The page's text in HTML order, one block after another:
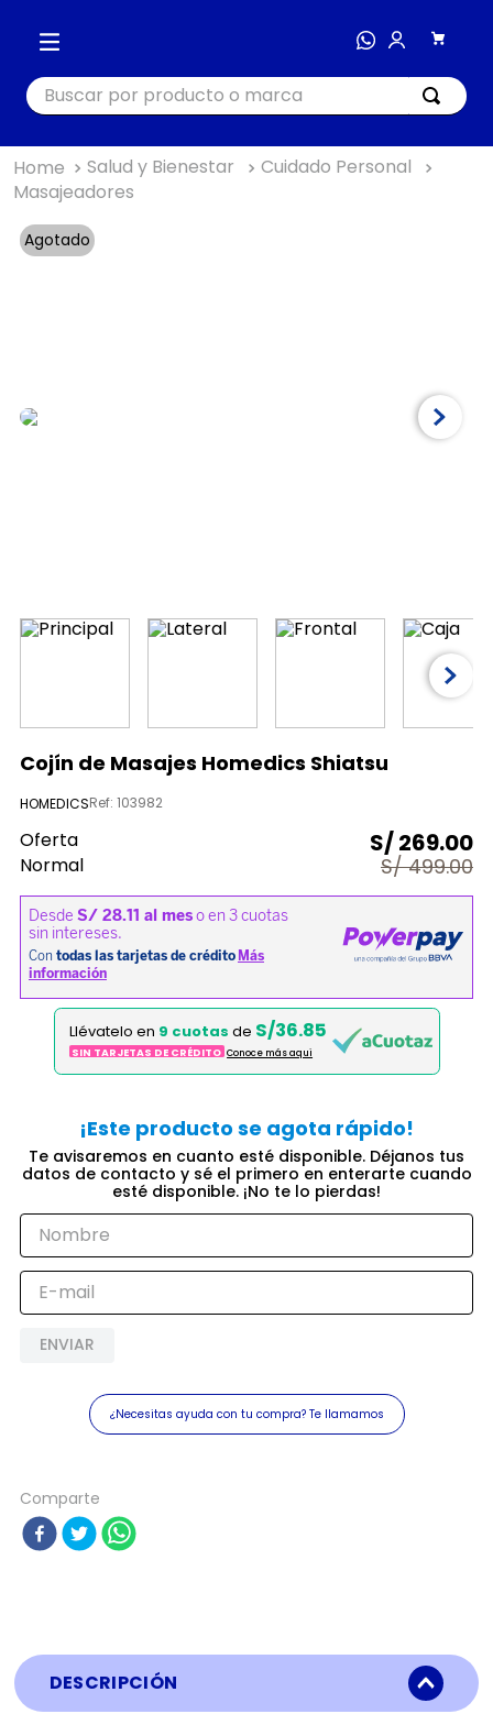
Buscar por producto o marca
Salud y Bienestar
Cuidado Personal
Masajeadores
Agotado
Cojín de Masajes Homedics Shiatsu
HOMEDICSRef: 103982
Oferta S/269.00
Normal S/499.00
Llévatelo en 9 cuotas de S/36.85
SIN TARJETAS DE CRÉDITO Conoce más aqui
ENVIAR
¿Necesitas ayuda con tu compra? Te llamamos
Comparte
DESCRIPCIÓN
TÉRMINOS MÁS BUSCADOS
1.
cocina
2.